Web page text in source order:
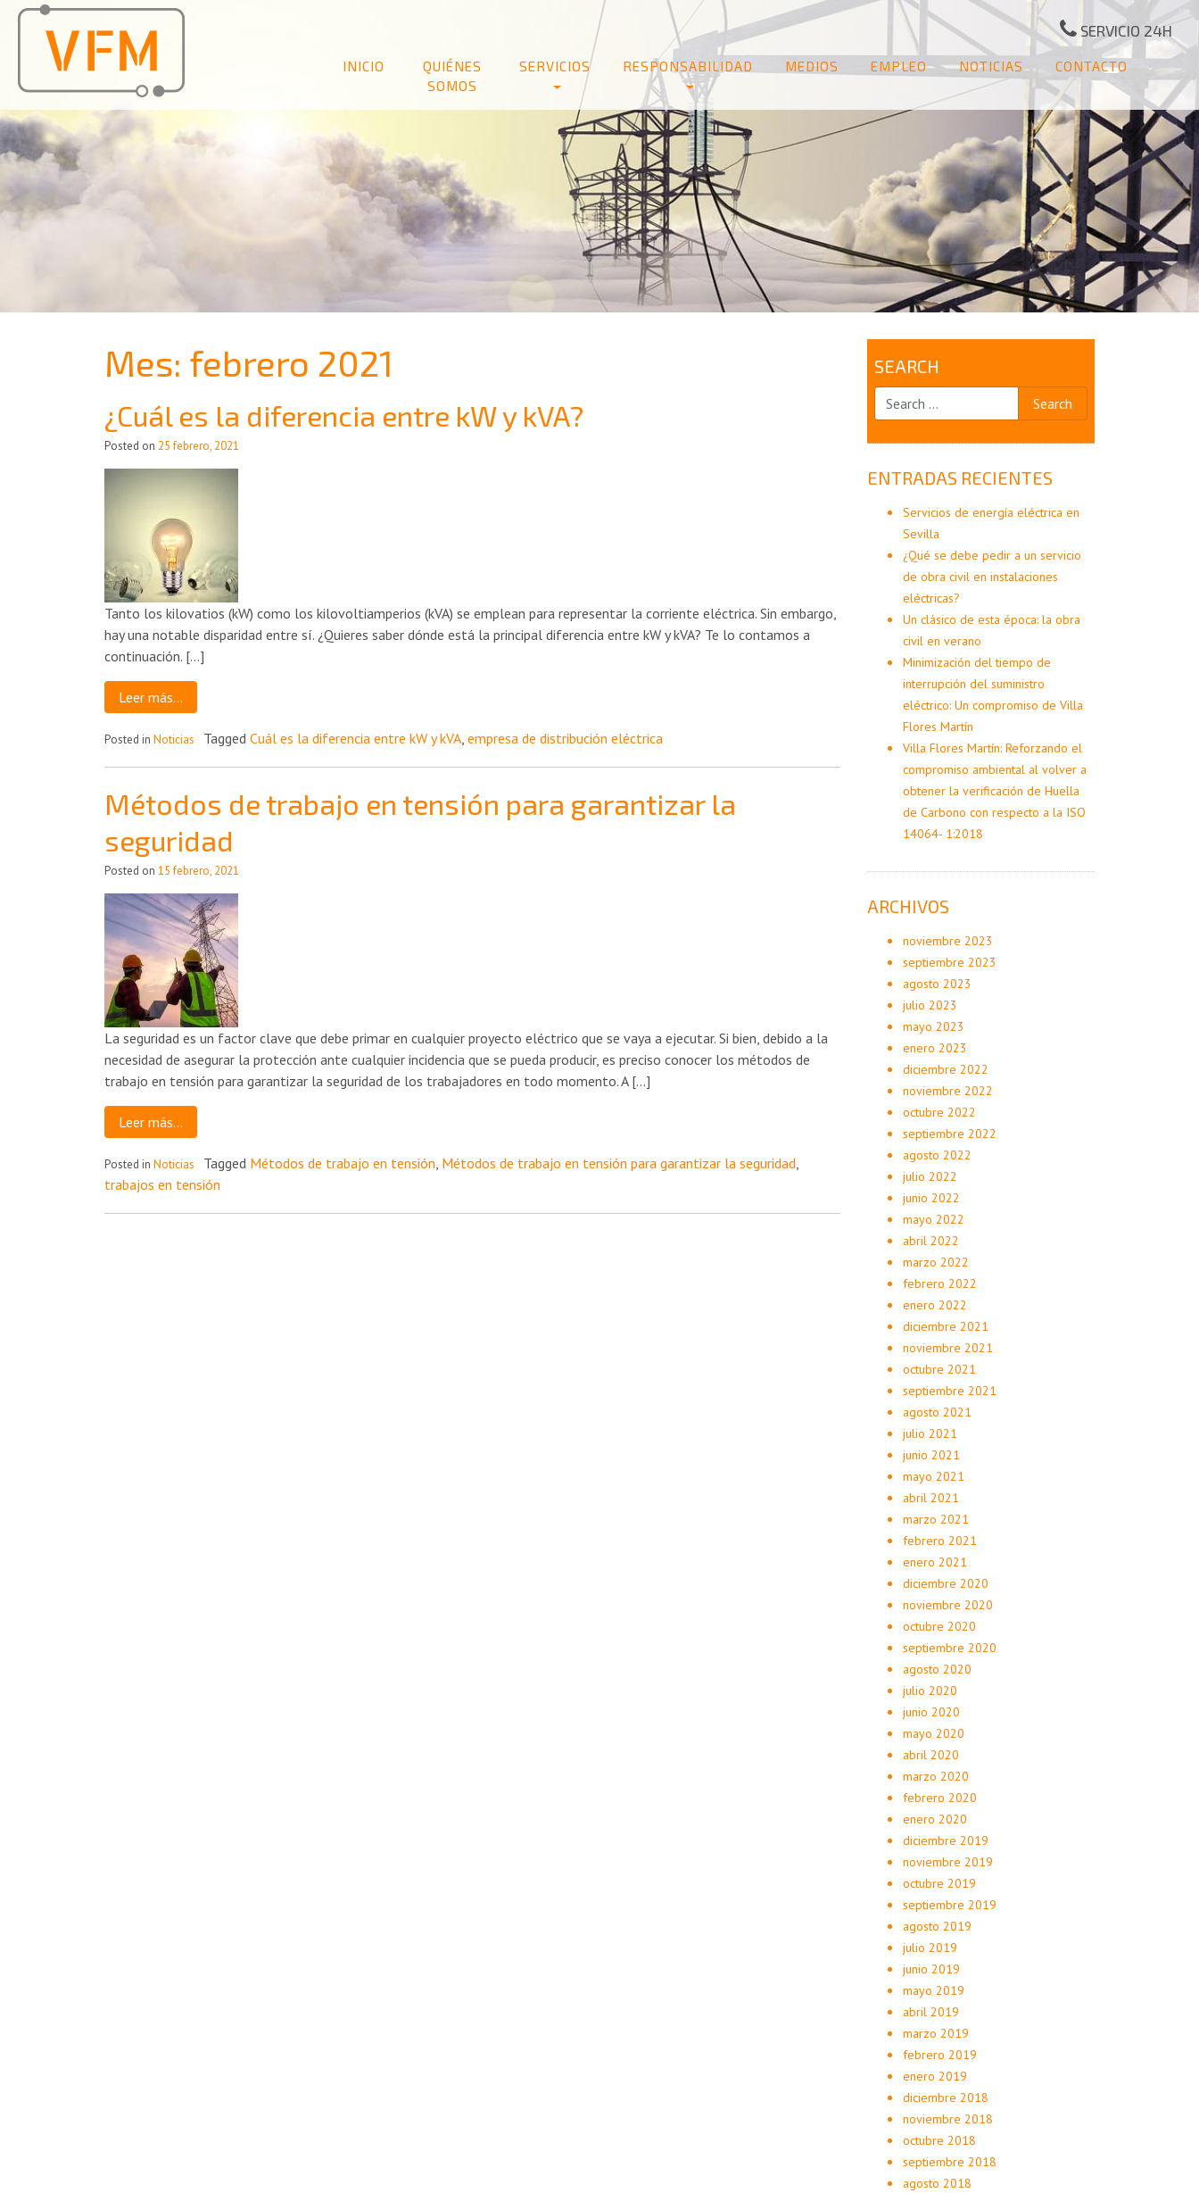
SERVICIO 24H
INICIO
QUIÉNES
SOMOS
SERVICIOS RESPONSABILIDAD MEDIOS EMPLEO NOTICIAS CONTACTO
Mes: febrero 2021
¿Cuál es la diferencia entre kW y kVA?
Posted on 25 febrero, 2021
Tanto los kilovatios (kW) como los kilovoltiamperios (kVA) se emplean para representar la corriente eléctrica. Sin embargo,
hay una notable disparidad entre sí. ¿Quieres saber dónde está la principal diferencia entre kW y kVA? Te lo contamos a
continuación. […]
Leer más…
Posted in Noticias Tagged Cuál es la diferencia entre kW y kVA empresa de distribución eléctrica
Métodos de trabajo en tensión para garantizar la
seguridad
Posted on 15 febrero, 2021
La seguridad es un factor clave que debe primar en cualquier proyecto eléctrico que se vaya a ejecutar. Si bien, debido a la
necesidad de asegurar la protección ante cualquier incidencia que se pueda producir, es preciso conocer los métodos de
trabajo en tensión para garantizar la seguridad de los trabajadores en todo momento. A […]
Leer más…
Posted in Noticias Tagged Métodos de trabajo en tensión Métodos de trabajo en tensión para garantizar la seguridad
trabajos en tensión
SEARCH
ENTRADAS RECIENTES
Servicios de energía eléctrica en
Sevilla
¿Qué se debe pedir a un servicio
de obra civil en instalaciones
eléctricas?
Un clásico de esta época: la obra
civil en verano
Minimización del tiempo de
interrupción del suministro
eléctrico: Un compromiso de Villa
Flores Martín
Villa Flores Martín: Reforzando el
compromiso ambiental al volver a
obtener la verificación de Huella
de Carbono con respecto a la ISO
14064- 1:2018
ARCHIVOS
noviembre 2023
septiembre 2023
agosto 2023
julio 2023
mayo 2023
enero 2023
diciembre 2022
noviembre 2022
octubre 2022
septiembre 2022
agosto 2022
julio 2022
junio 2022
mayo 2022
abril 2022
marzo 2022
febrero 2022
enero 2022
diciembre 2021
noviembre 2021
octubre 2021
septiembre 2021
agosto 2021
julio 2021
junio 2021
mayo 2021
abril 2021
marzo 2021
febrero 2021
enero 2021
diciembre 2020
noviembre 2020
octubre 2020
septiembre 2020
agosto 2020
julio 2020
junio 2020
mayo 2020
abril 2020
marzo 2020
febrero 2020
enero 2020
diciembre 2019
noviembre 2019
octubre 2019
septiembre 2019
agosto 2019
julio 2019
junio 2019
mayo 2019
abril 2019
marzo 2019
febrero 2019
enero 2019
diciembre 2018
noviembre 2018
octubre 2018
septiembre 2018
agosto 2018